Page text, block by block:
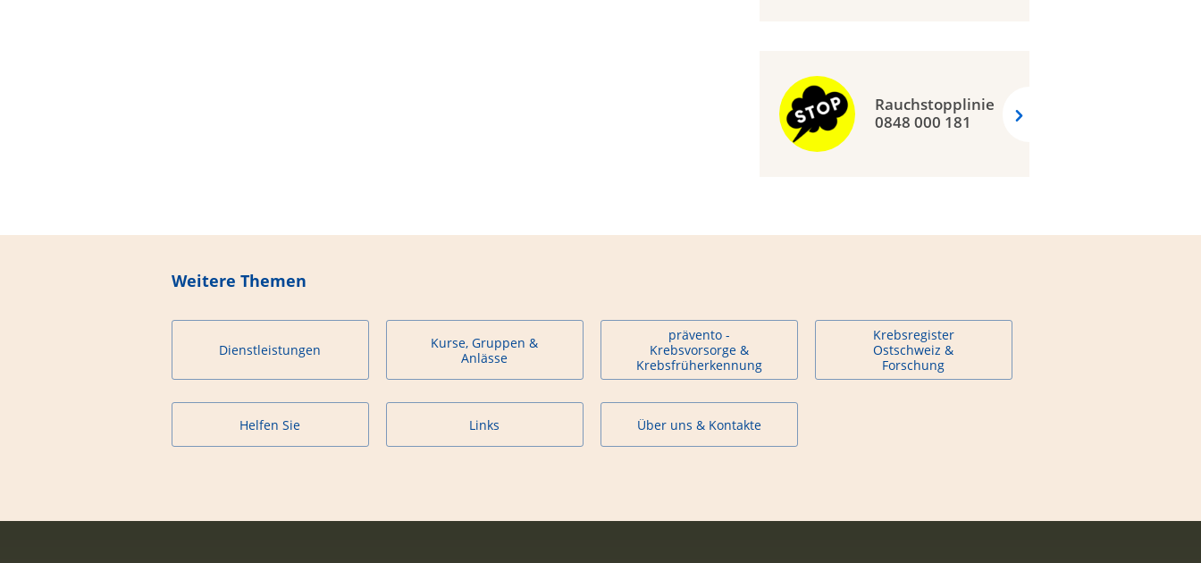
Rauchstopplinie
0848 000 181
Weitere Themen
Dienstleistungen
Kurse, Gruppen &
Anlässe
prävento -
Krebsvorsorge &
Krebsfrüherkennung
Krebsregister
Ostschweiz &
Forschung
Helfen Sie Links Über uns & Kontakte